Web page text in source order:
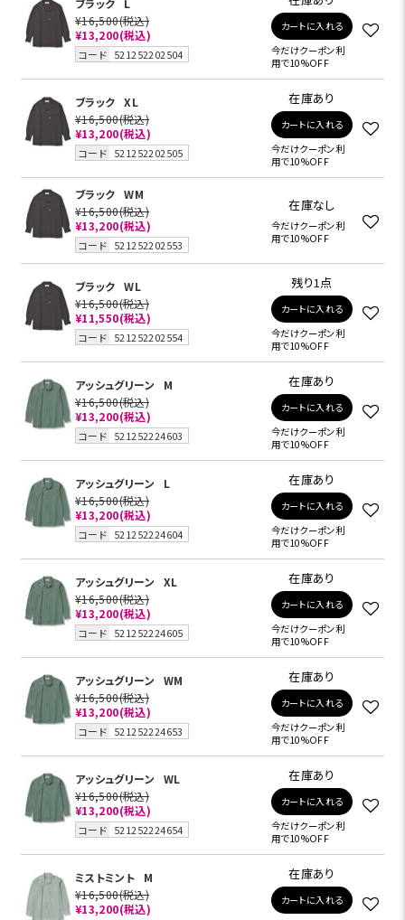
¥16,500(税込)
¥13,200(税込)
コード 521252202504
カートに入れる
今だけクーポン利
用で10%OFF
ブラック
XL
¥16,500(税込)
¥13,200(税込)
コード 521252202505
在庫あり
カートに入れる
今だけクーポン利
用で10%OFF
ブラック
WM
¥16,500(税込)
¥13,200(税込)
コード 521252202553
在庫なし
今だけクーポン利
用で10%OFF
ブラック
WL
¥16,500(税込)
¥11,550(税込)
コード 521252202554
残り1点
カートに入れる
今だけクーポン利
用で10%OFF
アッシュグリーン
M
¥16,500(税込)
¥13,200(税込)
コード 521252224603
在庫あり
カートに入れる
今だけクーポン利
用で10%OFF
アッシュグリーン
L
¥16,500(税込)
¥13,200(税込)
コード 521252224604
在庫あり
カートに入れる
今だけクーポン利
用で10%OFF
アッシュグリーン XL
¥16,500(税込)
¥13,200(税込)
コード 521252224605
在庫あり
カートに入れる
今だけクーポン利
用で10%OFF
アッシュグリーン WM
¥16,500(税込)
¥13,200(税込)
コード 521252224653
在庫あり
カートに入れる
今だけクーポン利
用で10%OFF
アッシュグリーン WL
¥16,500(税込)
¥13,200(税込)
コード 521252224654
在庫あり
カートに入れる
今だけクーポン利
用で10%OFF
ミストミント
M
¥16,500(税込)
¥13,200(税込)
在庫あり
カートに入れる